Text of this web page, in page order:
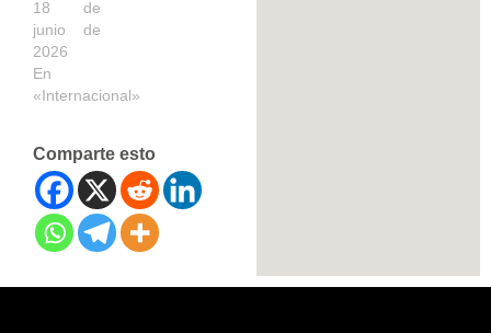
18 de
junio de
2026
En
«Internacional»
Comparte esto